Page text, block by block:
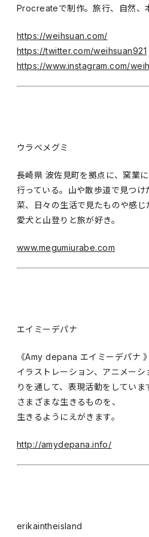
Procreateで制作。旅行、自然、
https://weihsuan.com/
https://twitter.com/weihsuan921
https://www.instagram.com/
ウラベメグミ
長崎県 波佐見町を拠点に、窯業
行っている。山や散歩道で見つ
菜、日々の生活で見たものや感じ
愛犬と山登りと旅が好き。
www.megumiurabe.com
エイミーデパナ
《Amy depana エイミーデパナ 》
イラストレーション、アニメーシ
りを通して、表現活動をしていま
さまざまな生きるものを、
生きるようにえがきます。
http://amydepana.info/
erikaintheisland